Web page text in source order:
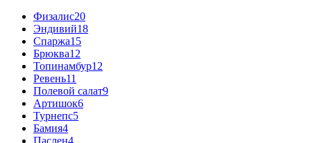
Физалис20
Эндивий18
Спаржа15
Брюква12
Топинамбур12
Ревень11
Полевой салат9
Артишок6
Турнепс5
Бамия4